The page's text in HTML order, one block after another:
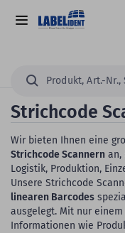
Hauptinhalt
springen
Alle
Suchen...
Strichcode
Wir bieten Ihnen eine
Strichcode Scannern an,
Logistik, Produktion,
Unsere Strichcode
linearen Barcodes
ausgelegt. Mit nur
Informationen wie